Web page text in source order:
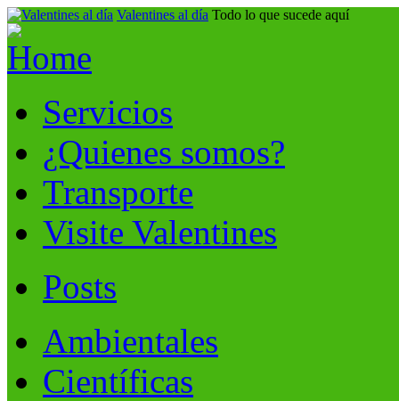
Valentines al día Todo lo que sucede aquí
Servicios
¿Quienes somos?
Transporte
Visite Valentines
Posts
Ambientales
Científicas